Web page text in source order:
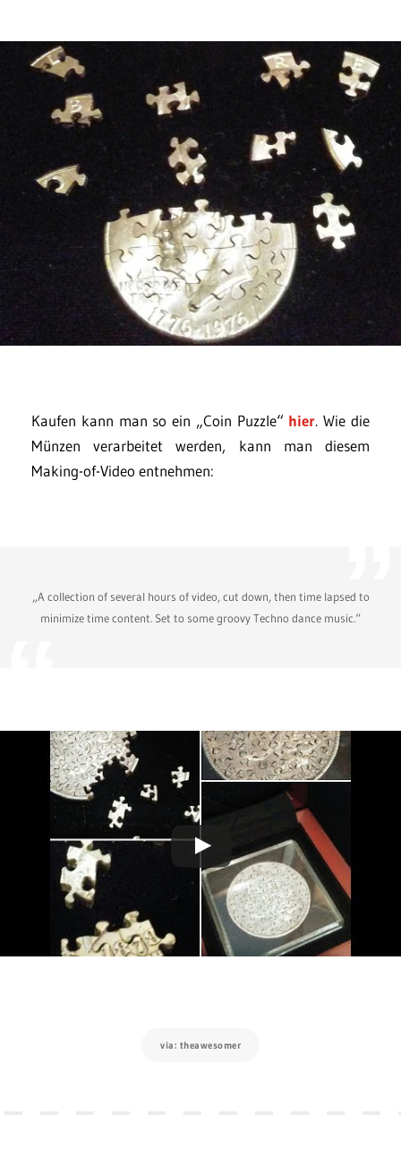
Kaufen kann man so ein „Coin Puzzle“ hier. Wie die
Münzen verarbeitet werden, kann man diesem
Making-of-Video entnehmen:
„A collection of several hours of video, cut down, then time lapsed to
minimize time content. Set to some groovy Techno dance music.“
via: theawesomer